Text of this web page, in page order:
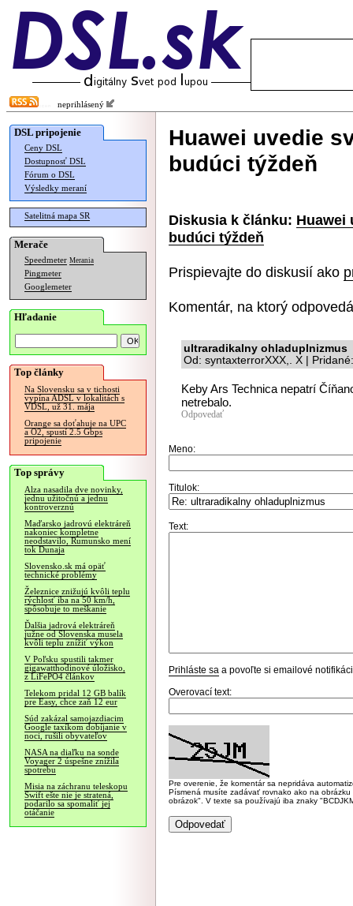
neprihlásený
DSL pripojenie
Ceny DSL
Dostupnosť DSL
Fórum o DSL
Výsledky meraní
Satelitná mapa SR
Merače
Speedmeter Merania
Pingmeter
Googlemeter
Hľadanie
Top články
Na Slovensku sa v tichosti
vypína ADSL v lokalitách s
VDSL, už 31. mája
Orange sa doťahuje na UPC
a O2, spustí 2.5 Gbps
pripojenie
Top správy
Alza nasadila dve novinky,
jednu užitočnú a jednu
kontroverznú
Maďarsko jadrovú elektráreň
nakoniec kompletne
neodstavilo, Rumunsko mení
tok Dunaja
Slovensko.sk má opäť
technické problémy
Železnice znižujú kvôli teplu
rýchlosť iba na 50 km/h,
spôsobuje to meškanie
Ďalšia jadrová elektráreň
južne od Slovenska musela
kvôli teplu znížiť výkon
V Poľsku spustili takmer
gigawatthodinové úložisko,
z LiFePO4 článkov
Telekom pridal 12 GB balík
pre Easy, chce zaň 12 eur
Súd zakázal samojazdiacim
Google taxíkom dobíjanie v
noci, rušili obyvateľov
NASA na diaľku na sonde
Voyager 2 úspešne znížila
spotrebu
Misia na záchranu teleskopu
Swift ešte nie je stratená,
podarilo sa spomaliť jej
otáčanie
Huawei uvedie
budúci týždeň
Diskusia k článku: Huawei
budúci týždeň
Prispievajte do diskusií ako
Komentár, na ktorý
ultraradikalny ohladuplnizmus
Od: syntaxterrorXXX,. X |
Keby Ars Technica nepatrí
netrebalo.
Odpovedať
Meno:
Titulok:
Text:
Prihláste sa a povoľte si emailové
Overovací text:
Pre overenie, že komentár sa nepridáva
Písmená musíte zadávať rovnako ako na
obrázok". V texte sa používajú iba znaky